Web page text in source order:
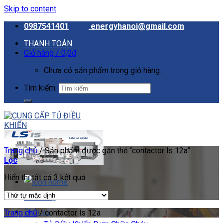
Skip to content
0987541401
energyhanoi@gmail.com
THANH TOÁN
Giỏ hàng / 0,0₫
Chưa có sản phẩm trong giỏ hàng.
Tìm kiếm:
Cửa hàng
Dịch vụ
Trang chủ /Sản phẩm được gắn thẻ “contactor ls 12a”
Lọc
Hiển thị tất cả 3 kết quả
Trang chủ/contactor ls 12a